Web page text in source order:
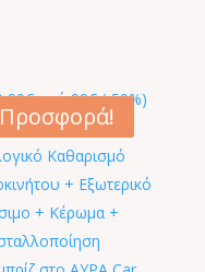
Προσφορά!